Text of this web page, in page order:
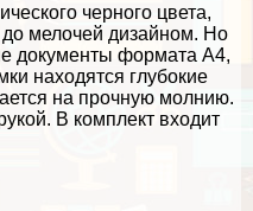
черного цвета,
до мелочей дизайном. Но
документы формата А4,
находятся глубокие
на прочную молнию.
В комплект входит